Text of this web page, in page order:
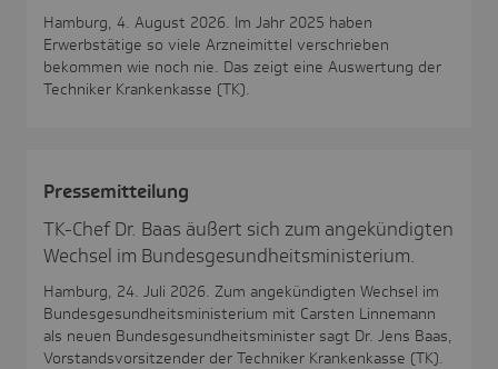
Hamburg, 4. August 2026. Im Jahr 2025 haben
Erwerbstätige so viele Arzneimittel verschrieben
bekommen wie noch nie. Das zeigt eine Auswertung der
Techniker Krankenkasse (TK).
Pres­se­mit­tei­lung
TK-Chef Dr. Baas äußert sich zum angekündigten
Wechsel im Bundesgesundheitsministerium.
Hamburg, 24. Juli 2026. Zum angekündigten Wechsel im
Bundesgesundheitsministerium mit Carsten Linnemann
als neuen Bundesgesundheitsminister sagt Dr. Jens Baas,
Vorstandsvorsitzender der Techniker Krankenkasse (TK).